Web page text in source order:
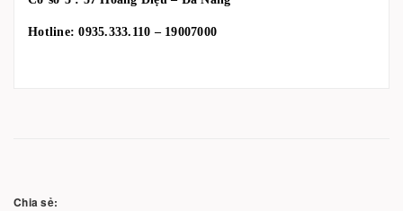
Hotline: 0935.333.110 – 19007000
Chia sẻ: